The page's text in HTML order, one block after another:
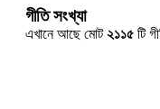
গীতি সংখ্যা
এখানে আছে মোট২১১৫ টি